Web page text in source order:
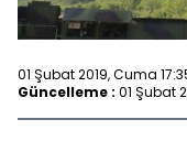
01 Şubat 2019, Cuma
Güncelleme : 01 Şubat